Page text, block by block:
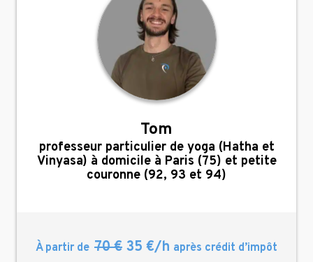
Tom
,
professeur particulier de yoga (Hatha et
Vinyasa) à domicile à Paris (75) et petite
couronne (92, 93 et 94)
À partir de 70 € 35 €/h après crédit d’impôt